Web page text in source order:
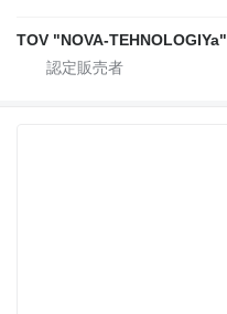
TOV "NOVA-TEHNOLOGIYa"